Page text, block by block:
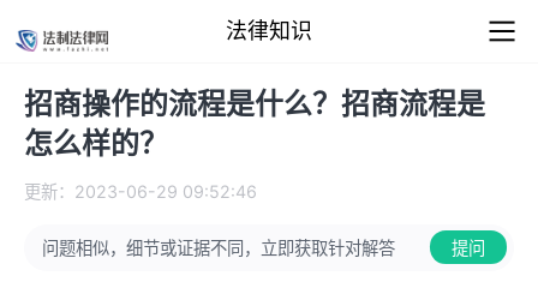
法律知识
招商操作的流程是什么？招商流程是
怎么样的？
更新：2023-06-29 09:52:46
问题相似，细节或证据不同，立即获取针对解答 提问